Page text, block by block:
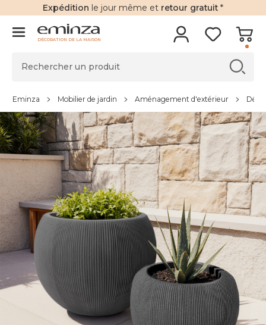
Expédition le jour même et retour gratuit *
DÉCORATION DE LA MAISON
Eminza Mobilier de jardin Aménagement d'extérieur